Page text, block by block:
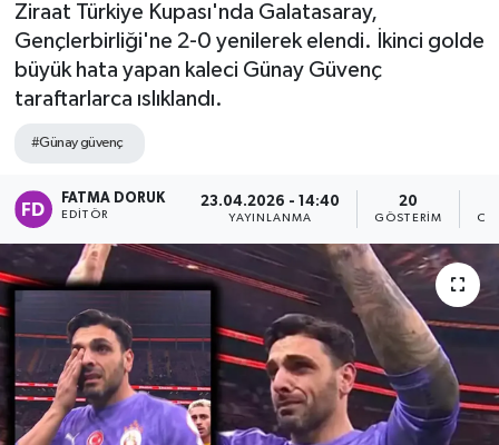
Ziraat Türkiye Kupası'nda Galatasaray,
Gençlerbirliği'ne 2-0 yenilerek elendi. İkinci golde
büyük hata yapan kaleci Günay Güvenç
taraftarlarca ıslıklandı.
#Günay güvenç
FATMA DORUK
EDITÖR
23.04.2026 - 14:40
YAYINLANMA
20
GÖSTERIM